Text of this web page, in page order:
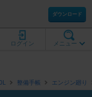
ダウンロード
メニュー
ログイン
整備手帳 エンジン廻り